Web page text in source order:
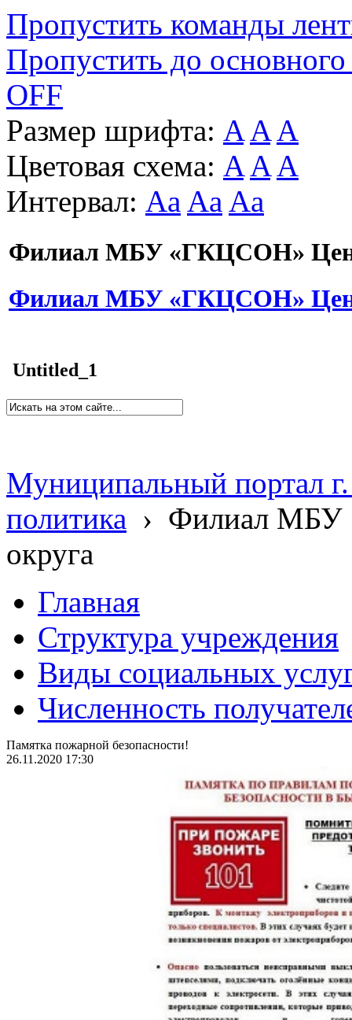
Пропустить команды
Пропустить до основного
OFF
Размер шрифта: A A A
Цветовая схема: A A A
Интервал: Aa Aa Aa
Филиал МБУ «ГКЦСОН»
Филиал МБУ «ГКЦСОН»
Untitled_1
Муниципальный портал
политика › Филиал МБУ
округа
Главная
Структура учреждения
Виды социальных
Численность
Памятка пожарной безопасности!
26.11.2020 17:30